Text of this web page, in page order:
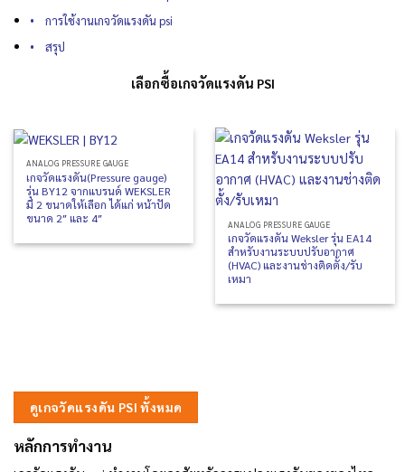
การใช้งานเกจวัดแรงดัน psi
สรุป
เลือกซื้อเกจวัดแรงดัน PSI
ANALOG PRESSURE GAUGE
เกจวัดแรงดัน(Pressure gauge)
รุ่น BY12 จากแบรนด์ WEKSLER
มี 2 ขนาดให้เลือก ได้แก่ หน้าปัด
ขนาด 2″ และ 4″
ANALOG PRESSURE GAUGE
เกจวัดแรงดัน Weksler รุ่น EA14
สำหรับงานระบบปรับอากาศ
(HVAC) และงานช่างติดตั้ง/รับ
เหมา
ดูเกจวัดแรงดัน PSI ทั้งหมด
หลักการทำงาน